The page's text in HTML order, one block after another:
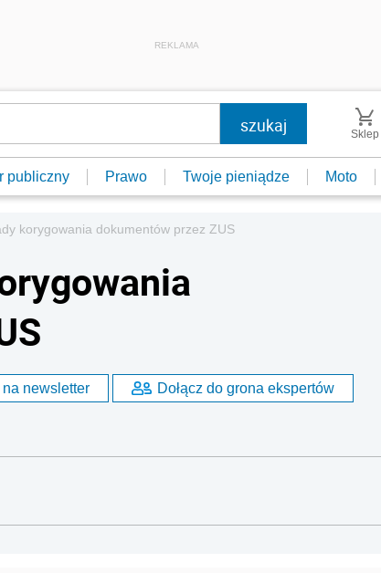
REKLAMA
Sklep
publiczny Prawo Twoje pieniądze Moto
korygowania dokumentów przez ZUS
newsletter Dołącz do grona ekspertów